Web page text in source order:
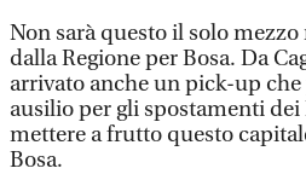
Non sarà questo il solo
dalla Regione per Bosa. Da
arrivato anche un pick-up
ausilio per gli spostamenti
mettere a frutto questo
Bosa.